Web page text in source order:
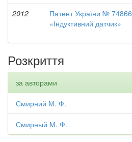
2012
Патент України № 74866
«Індуктивний датчик»
Розкриття
за авторами
Смирний М. Ф.
Смирный М. Ф.